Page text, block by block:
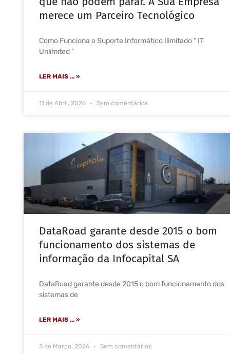
merece um Parceiro Tecnológico
Como Funciona o Suporte Informático Ilimitado ” IT
Unlimited ”
LER MAIS ... »
11 de Abril, 2026 Sem comentários
DataRoad garante desde 2015 o bom
funcionamento dos sistemas de
informação da Infocapital SA
DataRoad garante desde 2015 o bom funcionamento dos
sistemas de
LER MAIS ... »
3 de Março, 2026 Sem comentários